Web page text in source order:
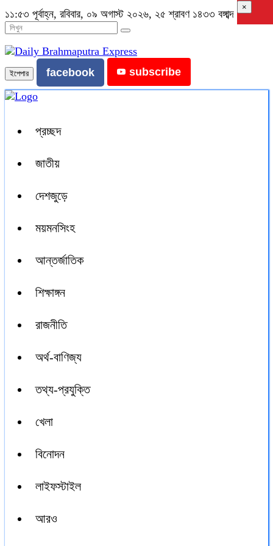
১১:৫৩ পূর্বাহ্ন, রবিবার, ০৯ অগাস্ট ২০২৬, ২৫ শ্রাবণ ১৪৩৩ বঙ্গাব্দ
ইপেপার facebook subscribe
প্রচ্ছদ
জাতীয়
দেশজুড়ে
ময়মনসিংহ
আন্তর্জাতিক
শিক্ষাঙ্গন
রাজনীতি
অর্থ-বাণিজ্য
তথ্য-প্রযুক্তি
খেলা
বিনোদন
লাইফস্টাইল
আরও
×